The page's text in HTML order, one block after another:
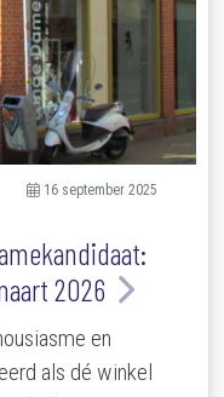
16 september 2025
2026
en
als dé winkel